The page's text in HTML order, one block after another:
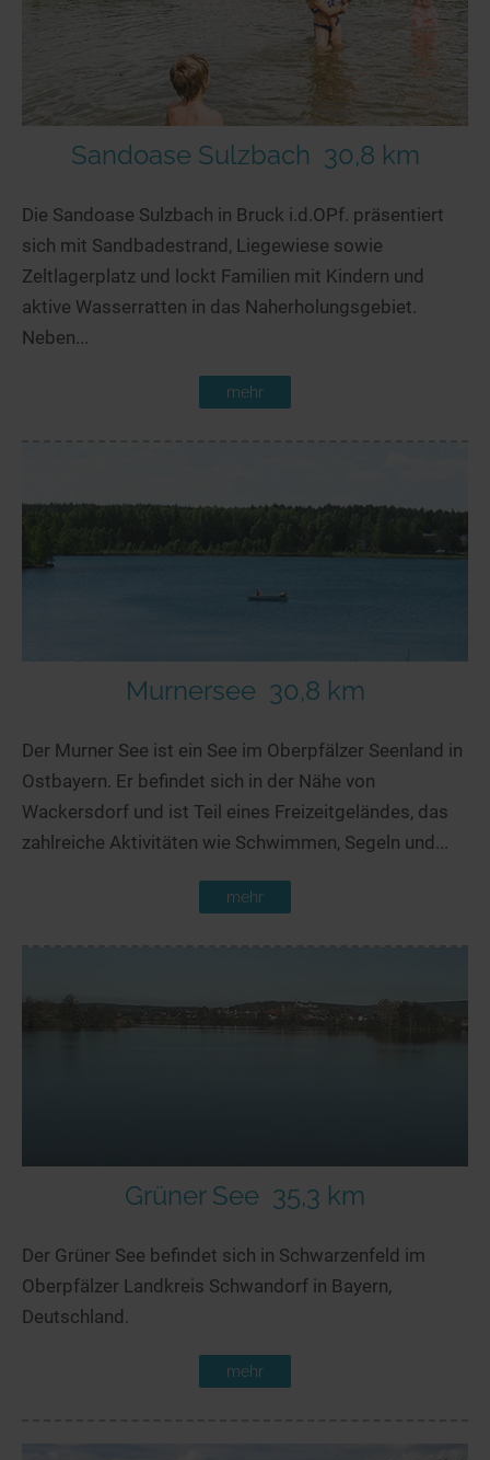
Sandoase Sulzbach 30,8 km
Die Sandoase Sulzbach in Bruck i.d.OPf. präsentiert
sich mit Sandbadestrand, Liegewiese sowie
Zeltlagerplatz und lockt Familien mit Kindern und
aktive Wasserratten in das Naherholungsgebiet.
Neben...
mehr
Murnersee 30,8 km
Der Murner See ist ein See im Oberpfälzer Seenland in
Ostbayern. Er befindet sich in der Nähe von
Wackersdorf und ist Teil eines Freizeitgeländes, das
zahlreiche Aktivitäten wie Schwimmen, Segeln und...
mehr
Grüner See 35,3 km
Der Grüner See befindet sich in Schwarzenfeld im
Oberpfälzer Landkreis Schwandorf in Bayern,
Deutschland.
mehr